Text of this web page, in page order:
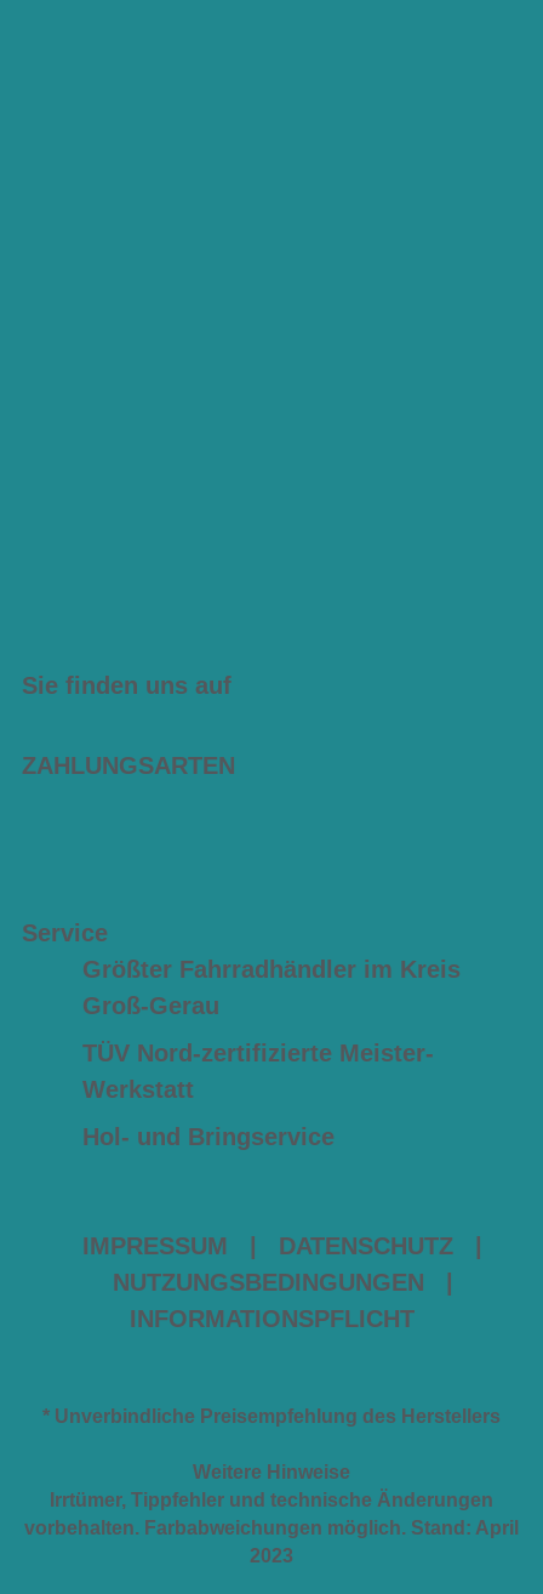
Sie finden uns auf
ZAHLUNGSARTEN
Service
Größter Fahrradhändler im Kreis
Groß-Gerau
TÜV Nord-zertifizierte Meister-
Werkstatt
Hol- und Bringservice
IMPRESSUM DATENSCHUTZ
NUTZUNGSBEDINGUNGEN
INFORMATIONSPFLICHT
* Unverbindliche Preisempfehlung des Herstellers
Weitere Hinweise
Irrtümer, Tippfehler und technische Änderungen
vorbehalten. Farbabweichungen möglich. Stand: April
2023